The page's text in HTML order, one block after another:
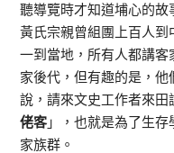
聽導覽時才知道埔心的
黃氏宗親曾組團上百人到
一到當地，所有人都講
家後代，但有趣的是，
說，請來文史工作者來
佬客 」，也就是為了生
家族群。